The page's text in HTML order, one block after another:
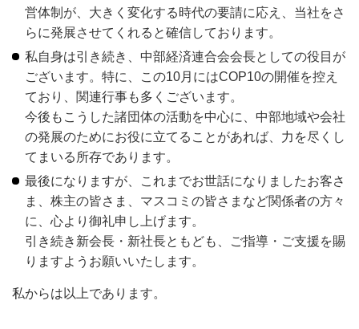
営体制が、大きく変化する時代の要請に応え、当社をさ
らに発展させてくれると確信しております。
私自身は引き続き、中部経済連合会会長としての役目が
ございます。特に、この10月にはCOP10の開催を控え
ており、関連行事も多くございます。
今後もこうした諸団体の活動を中心に、中部地域や会社
の発展のためにお役に立てることがあれば、力を尽くし
てまいる所存であります。
最後になりますが、これまでお世話になりましたお客さ
ま、株主の皆さま、マスコミの皆さまなど関係者の方々
に、心より御礼申し上げます。
引き続き新会長・新社長ともども、ご指導・ご支援を賜
りますようお願いいたします。
私からは以上であります。